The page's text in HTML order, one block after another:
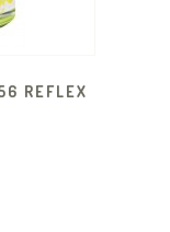
REFLEX